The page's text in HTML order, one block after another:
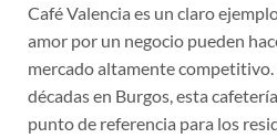
Café Valencia es un claro
amor por un negocio pueden
mercado altamente competitivo.
décadas en Burgos, esta
punto de referencia para los